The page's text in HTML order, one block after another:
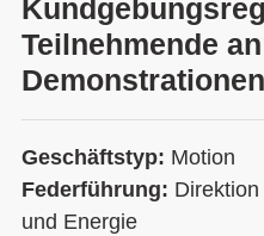
Teilnehmende
Geschäftstyp: Motion
Federführung:
und Energie